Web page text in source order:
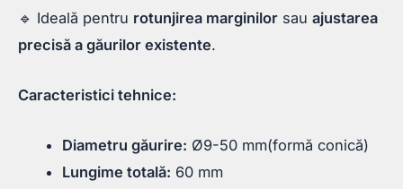
🔹 Ideală pentru rotunjirea marginilor sau ajustarea
precisă a găurilor existente.
Caracteristici tehnice:
Diametru găurire: Ø9-50 mm(formă conică)
Lungime totală: 60 mm